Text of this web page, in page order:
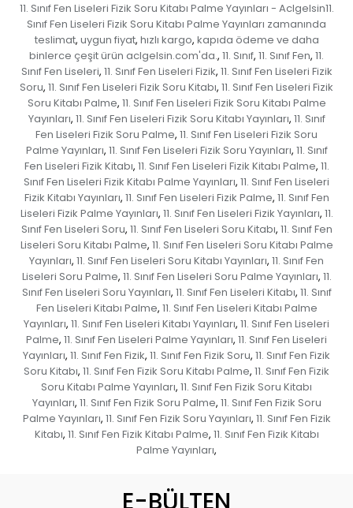
11. Sınıf Fen Liseleri Fizik Soru Kitabı Palme Yayınları - Aclgelsin11.
Sınıf Fen Liseleri Fizik Soru Kitabı Palme Yayınları zamanında
teslimat, uygun fiyat, hızlı kargo, kapıda ödeme ve daha
binlerce çeşit ürün aclgelsin.com'da., 11. Sınıf, 11. Sınıf Fen, 11.
Sınıf Fen Liseleri, 11. Sınıf Fen Liseleri Fizik, 11. Sınıf Fen Liseleri Fizik
Soru, 11. Sınıf Fen Liseleri Fizik Soru Kitabı, 11. Sınıf Fen Liseleri Fizik
Soru Kitabı Palme, 11. Sınıf Fen Liseleri Fizik Soru Kitabı Palme
Yayınları, 11. Sınıf Fen Liseleri Fizik Soru Kitabı Yayınları, 11. Sınıf
Fen Liseleri Fizik Soru Palme, 11. Sınıf Fen Liseleri Fizik Soru
Palme Yayınları, 11. Sınıf Fen Liseleri Fizik Soru Yayınları, 11. Sınıf
Fen Liseleri Fizik Kitabı, 11. Sınıf Fen Liseleri Fizik Kitabı Palme, 11.
Sınıf Fen Liseleri Fizik Kitabı Palme Yayınları, 11. Sınıf Fen Liseleri
Fizik Kitabı Yayınları, 11. Sınıf Fen Liseleri Fizik Palme, 11. Sınıf Fen
Liseleri Fizik Palme Yayınları, 11. Sınıf Fen Liseleri Fizik Yayınları, 11.
Sınıf Fen Liseleri Soru, 11. Sınıf Fen Liseleri Soru Kitabı, 11. Sınıf Fen
Liseleri Soru Kitabı Palme, 11. Sınıf Fen Liseleri Soru Kitabı Palme
Yayınları, 11. Sınıf Fen Liseleri Soru Kitabı Yayınları, 11. Sınıf Fen
Liseleri Soru Palme, 11. Sınıf Fen Liseleri Soru Palme Yayınları, 11.
Sınıf Fen Liseleri Soru Yayınları, 11. Sınıf Fen Liseleri Kitabı, 11. Sınıf
Fen Liseleri Kitabı Palme, 11. Sınıf Fen Liseleri Kitabı Palme
Yayınları, 11. Sınıf Fen Liseleri Kitabı Yayınları, 11. Sınıf Fen Liseleri
Palme, 11. Sınıf Fen Liseleri Palme Yayınları, 11. Sınıf Fen Liseleri
Yayınları, 11. Sınıf Fen Fizik, 11. Sınıf Fen Fizik Soru, 11. Sınıf Fen Fizik
Soru Kitabı, 11. Sınıf Fen Fizik Soru Kitabı Palme, 11. Sınıf Fen Fizik
Soru Kitabı Palme Yayınları, 11. Sınıf Fen Fizik Soru Kitabı
Yayınları, 11. Sınıf Fen Fizik Soru Palme, 11. Sınıf Fen Fizik Soru
Palme Yayınları, 11. Sınıf Fen Fizik Soru Yayınları, 11. Sınıf Fen Fizik
Kitabı, 11. Sınıf Fen Fizik Kitabı Palme, 11. Sınıf Fen Fizik Kitabı
Palme Yayınları,